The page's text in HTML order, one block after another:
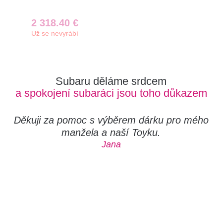
2 318.40 €
Už se nevyrábí
Subaru děláme srdcem
a spokojení subaráci jsou toho důkazem
Děkuji za pomoc s výběrem dárku pro mého
manžela a naší Toyku.
Jana